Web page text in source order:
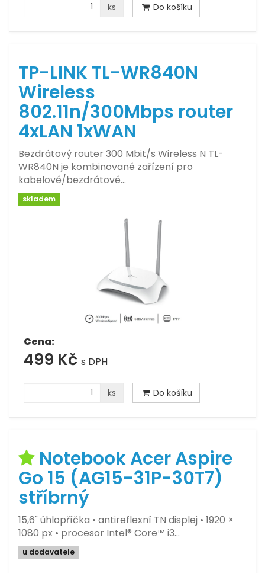
ks Do košíku
TP-LINK TL-WR840N
Wireless
802.11n/300Mbps router
4xLAN 1xWAN
Bezdrátový router 300 Mbit/s Wireless N TL-
WR840N je kombinované zařízení pro
kabelové/bezdrátové…
skladem
Cena:
499 Kč s DPH
ks Do košíku
Notebook Acer Aspire
Go 15 (AG15-31P-30T7)
stříbrný
15,6" úhlopříčka • antireflexní TN displej • 1920 ×
1080 px • procesor Intel® Core™ i3…
u dodavatele